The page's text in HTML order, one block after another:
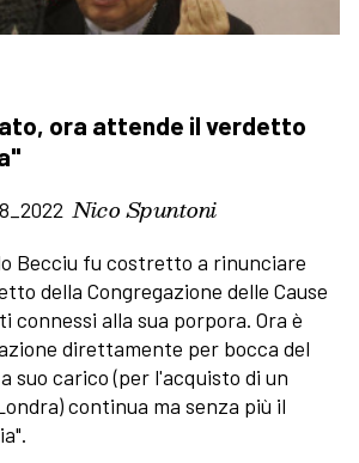
ora attende il verdetto
Nico Spuntoni
Becciu fu costretto a rinunciare
della Congregazione delle Cause
connessi alla sua porpora. Ora è
direttamente per bocca del
suo carico (per l'acquisto di un
continua ma senza più il